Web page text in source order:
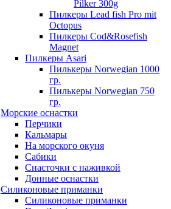
Pilker 300g
Пилкеры Lead fish Pro mit
Octopus
Пилкеры Cod&Rosefish
Magnet
Пилкеры Asari
Пилькеры Norwegian 1000
гр.
Пилькеры Norwegian 750
гр.
Морские оснастки
Перчики
Кальмары
На морского окуня
Сабики
Снасточки с наживкой
Донные оснастки
Силиконовые приманки
Силиконовые приманки